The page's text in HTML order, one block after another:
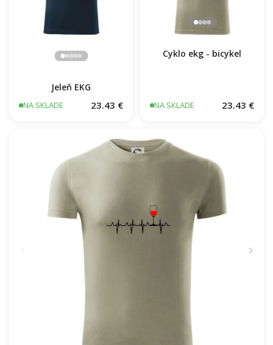
Jeleň EKG
NA SKLADE 23.43 €
Cyklo ekg - bicykel
NA SKLADE 23.43 €